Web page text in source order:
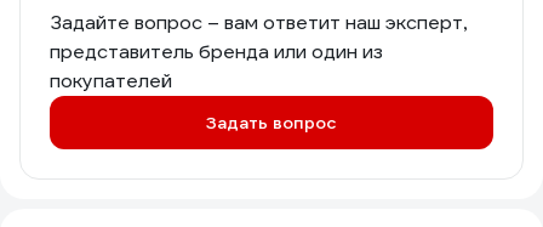
Задайте вопрос – вам ответит наш эксперт,
представитель бренда или один из
покупателей
Задать вопрос